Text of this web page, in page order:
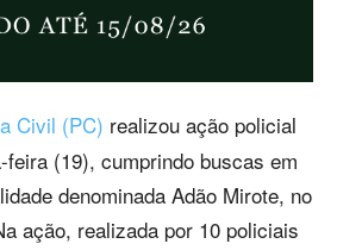
Civil (PC) realizou ação policial
feira (19), cumprindo buscas em
denominada Adão Mirote, no
ação, realizada por 10 policiais